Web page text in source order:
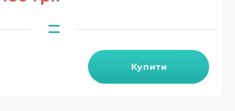
Купити